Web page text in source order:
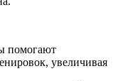
помогают
увеличивая